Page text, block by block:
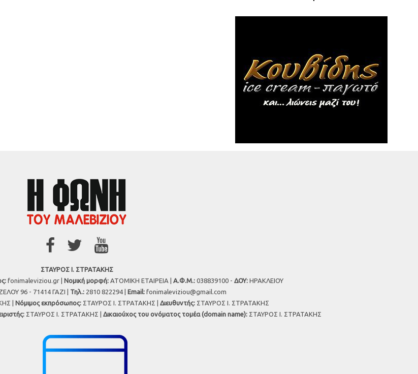
ΣΤΑΥΡΟΣ Ι. ΣΤΡΑΤΑΚΗΣ
fonimaleviziou.gr | Νομική μορφή: ΑΤΟΜΙΚΗ ΕΤΑΙΡΕΙΑ | Α.Φ.Μ.: 038839100 - ΔΟΥ: ΗΡΑΚΛΕΙΟΥ
96 - 71414 ΓΑΖΙ | Τηλ.: 2810 822294 | Εmail: fonimaleviziou@gmail.com
| Νόμιμος εκπρόσωπος: ΣΤΑΥΡΟΣ Ι. ΣΤΡΑΤΑΚΗΣ | Διευθυντής: ΣΤΑΥΡΟΣ Ι. ΣΤΡΑΤΑΚΗΣ
ΣΤΑΥΡΟΣ Ι. ΣΤΡΑΤΑΚΗΣ | Δικαιούχος του ονόματος τομέα (domain name): ΣΤΑΥΡΟΣ Ι. ΣΤΡΑΤΑΚΗΣ